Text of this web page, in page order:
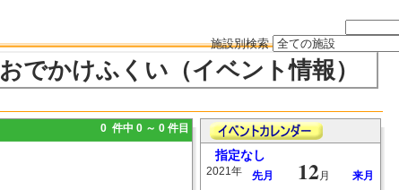
施設別検索
おでかけふくい（イベント情報）
0 件中 0 ～ 0 件目
指定なし
2021年 先月 12月
来月